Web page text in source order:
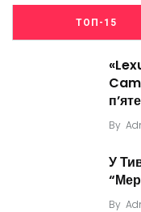
ТОП-15
By
У
By